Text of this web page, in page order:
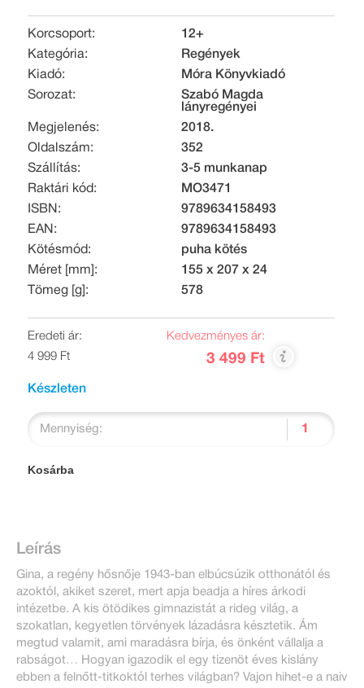
Korcsoport:
12+
Kategória:
Regények
Kiadó:
Móra Könyvkiadó
Sorozat:
Szabó Magda
lányregényei
Megjelenés:
2018.
Oldalszám:
352
Szállítás:
3-5 munkanap
Raktári kód:
MO3471
ISBN:
9789634158493
EAN:
9789634158493
Kötésmód:
puha kötés
Méret [mm]:
155 x 207 x 24
Tömeg [g]:
578
Eredeti ár:
4 999 Ft
Kedvezményes ár:
3 499 Ft
Készleten
Mennyiség:
Kosárba
Leírás
Gina, a regény hősnője 1943-ban elbúcsúzik otthonától és
azoktól, akiket szeret, mert apja beadja a híres árkodi
intézetbe. A kis ötödikes gimnazistát a rideg világ, a
szokatlan, kegyetlen törvények lázadásra késztetik. Ám
megtud valamit, ami maradásra bírja, és önként vállalja a
rabságot… Hogyan igazodik el egy tizenöt éves kislány
ebben a felnőtt-titkoktól terhes világban? Vajon hihet-e a naiv